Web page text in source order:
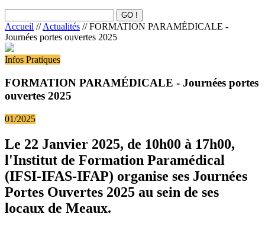
Accueil //Actualités // FORMATION PARAMÉDICALE -
Journées portes ouvertes 2025
Infos Pratiques
FORMATION PARAMÉDICALE - Journées portes
ouvertes 2025
01/2025
Le 22 Janvier 2025, de 10h00 à 17h00,
l'Institut de Formation Paramédical
(IFSI-IFAS-IFAP) organise ses Journées
Portes Ouvertes 2025 au sein de ses
locaux de Meaux.